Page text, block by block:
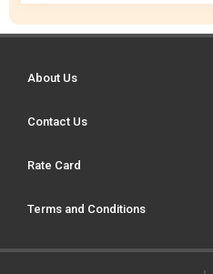
About Us
Contact Us
Rate Card
Terms and Conditions